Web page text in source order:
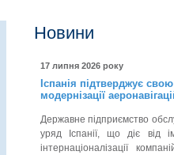
Новини
17 липня 2026 року
Іспанія підтверджує
модернізації
Державне підприємство
уряд Іспанії, що діє від
інтернаціоналізації